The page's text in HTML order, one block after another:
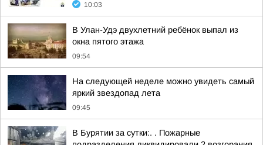
10:03
В Улан-Удэ двухлетний ребёнок выпал из
окна пятого этажа
09:54
На следующей неделе можно увидеть самый
яркий звездопад лета
09:45
В Бурятии за сутки:. . Пожарные